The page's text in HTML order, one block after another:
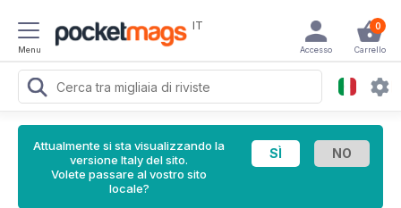
Menu
IT 0
Carrello
Accesso
Attualmente si sta visualizzando la
versione Italy del sito.
Volete passare al vostro sito
locale?